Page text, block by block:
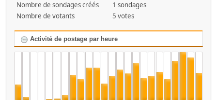
Nombre de sondages créés
1 sondages
Nombre de votants
5 votes
Activité de postage par heure